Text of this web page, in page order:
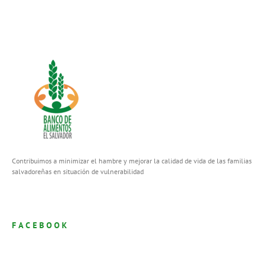
Contribuimos a minimizar el hambre y mejorar la calidad de vida de las familias
salvadoreñas en situación de vulnerabilidad
FACEBOOK